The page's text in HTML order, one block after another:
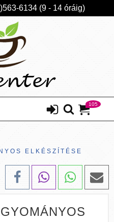
6134 (9 - 14 óráig)
105
ELKÉSZÍTÉSE